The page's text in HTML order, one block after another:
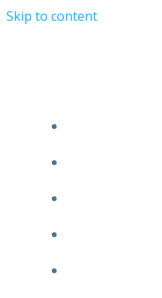
Skip to content